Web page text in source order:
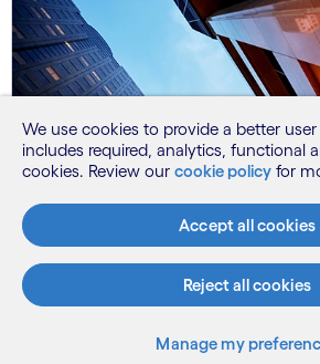
Gordon Hoff & Prasad Lambe
We use cookies to provide a better
includes required, analytics, functional
cookies. Review our cookie policy for
Accept all cookies
Reject all cookies
Manage my